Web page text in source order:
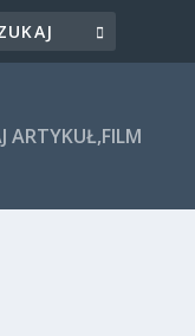
ARTYKUŁ,FILM